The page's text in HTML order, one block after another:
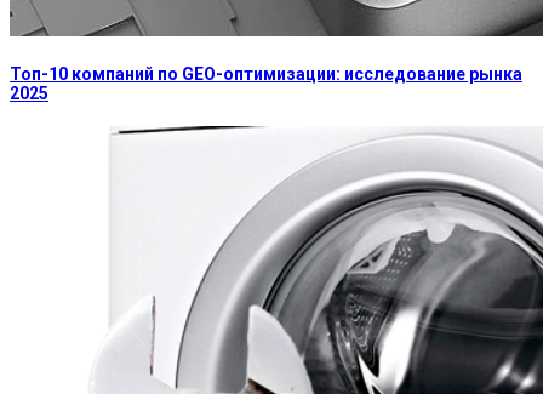
Топ-10 компаний по GEO-оптимизации: исследование рынка
2025